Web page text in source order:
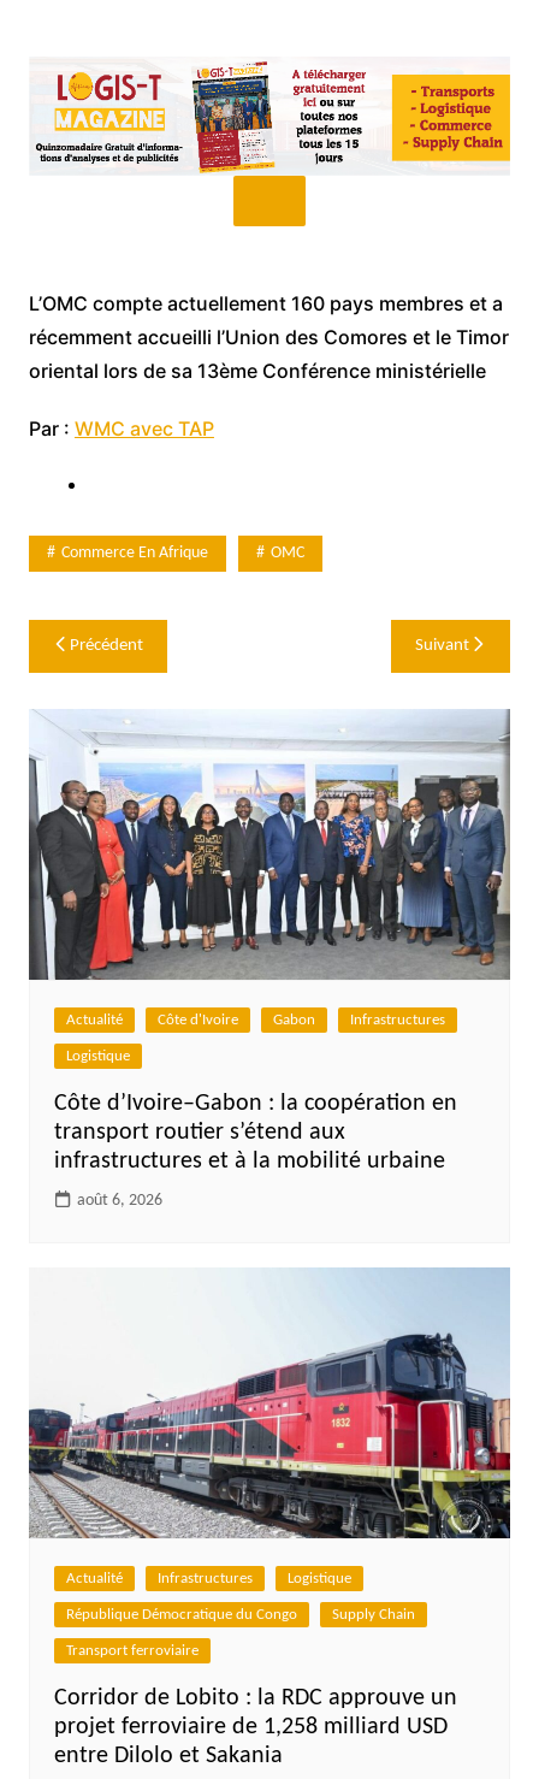
L’OMC compte actuellement 160 pays membres et a
récemment accueilli l’Union des Comores et le Timor
oriental lors de sa 13ème Conférence ministérielle
Par : WMC avec TAP
Commerce En Afrique OMC
Navigation
de
l’article
Précédent Suivant
Actualité Côte d'Ivoire Gabon Infrastructures
Logistique
Côte d’Ivoire–Gabon : la coopération en
transport routier s’étend aux
infrastructures et à la mobilité urbaine
août 6, 2026
Actualité Infrastructures Logistique
République Démocratique du Congo Supply Chain
Transport ferroviaire
Corridor de Lobito : la RDC approuve un
projet ferroviaire de 1,258 milliard USD
entre Dilolo et Sakania